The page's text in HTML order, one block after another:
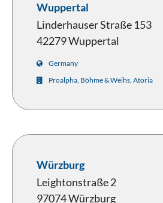
Wuppertal
Linderhauser Straße 153
42279 Wuppertal
Germany
Proalpha, Böhme & Weihs, Atoria
Würzburg
Leightonstraße 2
97074 Würzburg